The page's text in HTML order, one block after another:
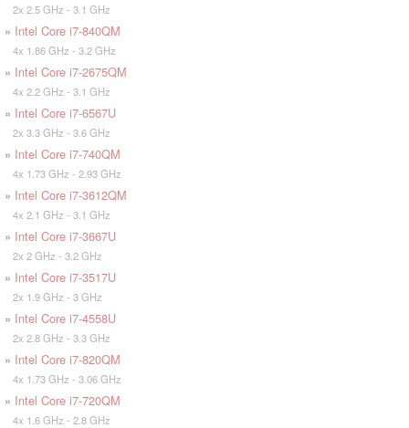
2x 2.5 GHz - 3.1 GHz
» Intel Core i7-840QM
4x 1.86 GHz - 3.2 GHz
» Intel Core i7-2675QM
4x 2.2 GHz - 3.1 GHz
» Intel Core i7-6567U
2x 3.3 GHz - 3.6 GHz
» Intel Core i7-740QM
4x 1.73 GHz - 2.93 GHz
» Intel Core i7-3612QM
4x 2.1 GHz - 3.1 GHz
» Intel Core i7-3667U
2x 2 GHz - 3.2 GHz
» Intel Core i7-3517U
2x 1.9 GHz - 3 GHz
» Intel Core i7-4558U
2x 2.8 GHz - 3.3 GHz
» Intel Core i7-820QM
4x 1.73 GHz - 3.06 GHz
» Intel Core i7-720QM
4x 1.6 GHz - 2.8 GHz